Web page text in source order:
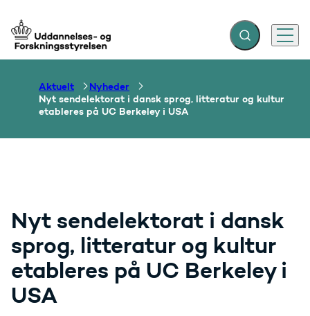
Gå til forsiden Fold søgefelt ud
Menu
Aktuelt
Nyheder
Nyt sendelektorat i dansk sprog, litteratur og kultur
etableres på UC Berkeley i USA
Nyt sendelektorat i dansk
sprog, litteratur og kultur
etableres på UC Berkeley i
USA